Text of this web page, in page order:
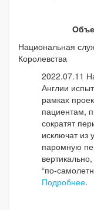
Национальная
Королевства
2022.07.11
Англии
рамках
пациентам,
сократят
исключат из
паромную
“по-
Подробнее.